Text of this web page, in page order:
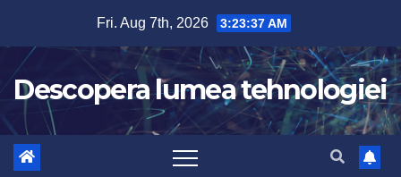
content
Fri. Aug 7th, 2026 3:23:38 AM
Descopera lumea tehnologiei